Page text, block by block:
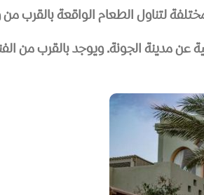
مسافة 5 دقائق بواسطة الحافلات المكوكية عن مدينة الجونة.